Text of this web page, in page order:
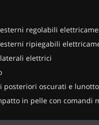
regolabili
ripiegabili
elettrici
posteriori oscurati e
in pelle con comandi